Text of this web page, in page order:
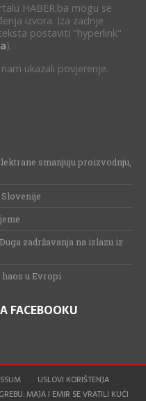
HABER.ba mogu se
izvora. Iza zadnje
postaviti "hyperlink"
).
ukazali povjerenje.
smanjuju proizvodnju,
Slovenije
zadržavanja na izlazu iz
u Evropi
FACEBOOKU
USLOVI KORIŠTENJA
MAJA I EMIR SE VRATILI KUĆI